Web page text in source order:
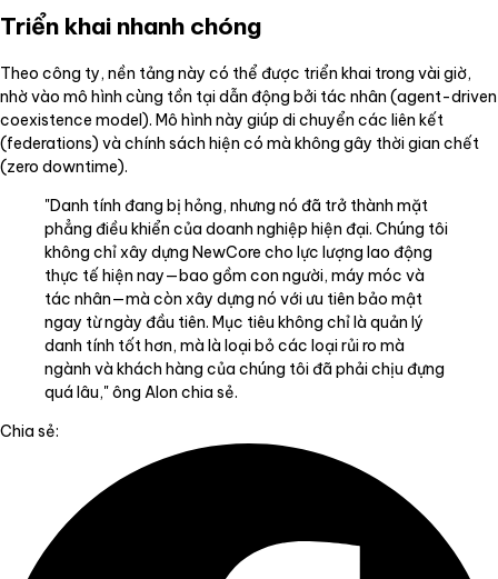
Triển khai nhanh chóng
Theo công ty, nền tảng này có thể được triển khai trong vài giờ,
nhờ vào mô hình cùng tồn tại dẫn động bởi tác nhân (agent-driven
coexistence model). Mô hình này giúp di chuyển các liên kết
(federations) và chính sách hiện có mà không gây thời gian chết
(zero downtime).
"Danh tính đang bị hỏng, nhưng nó đã trở thành mặt
phẳng điều khiển của doanh nghiệp hiện đại. Chúng tôi
không chỉ xây dựng NewCore cho lực lượng lao động
thực tế hiện nay—bao gồm con người, máy móc và
tác nhân—mà còn xây dựng nó với ưu tiên bảo mật
ngay từ ngày đầu tiên. Mục tiêu không chỉ là quản lý
danh tính tốt hơn, mà là loại bỏ các loại rủi ro mà
ngành và khách hàng của chúng tôi đã phải chịu đựng
quá lâu," ông Alon chia sẻ.
Chia sẻ: